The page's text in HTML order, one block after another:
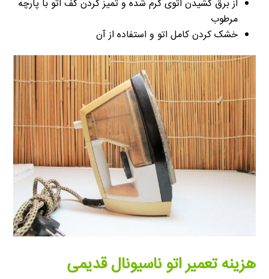
از برق کشیدن اتوی گرم شده و تمیز کردن کف اتو با پارچه
مرطوب
خشک کردن کامل اتو و استفاده از آن
هزینه تعمیر اتو ناسیونال قدیمی